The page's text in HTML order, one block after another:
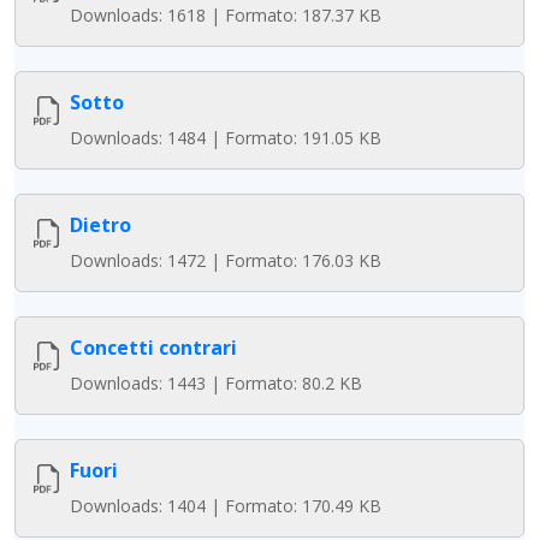
Downloads: 1618 | Formato: 187.37 KB
Sotto
Downloads: 1484 | Formato: 191.05 KB
Dietro
Downloads: 1472 | Formato: 176.03 KB
Concetti contrari
Downloads: 1443 | Formato: 80.2 KB
Fuori
Downloads: 1404 | Formato: 170.49 KB